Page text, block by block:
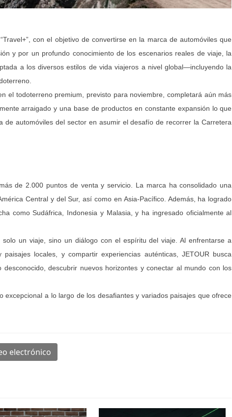
con el objetivo de convertirse en la marca de automóviles que
y por un profundo conocimiento de los escenarios reales de viaje, la
a los diversos estilos de vida viajeros a nivel global—incluyendo la
el todoterreno premium, previsto para noviembre, completará aún más
arraigado y una base de productos en constante expansión lo que
automóviles del sector en asumir el desafío de recorrer la Carretera
de 2.000 puntos de venta y servicio. La marca ha consolidado una
Central y del Sur, así como en Asia-Pacífico. Además, ha logrado
como Sudáfrica, Indonesia y Malasia, y ha ingresado oficialmente al
un viaje, sino un diálogo con el espíritu del viaje. Al enfrentarse a
locales, y compartir experiencias auténticas, JETOUR busca
descubrir nuevos horizontes y conectar al mundo con los
a lo largo de los desafiantes y variados paisajes que ofrece
electrónico